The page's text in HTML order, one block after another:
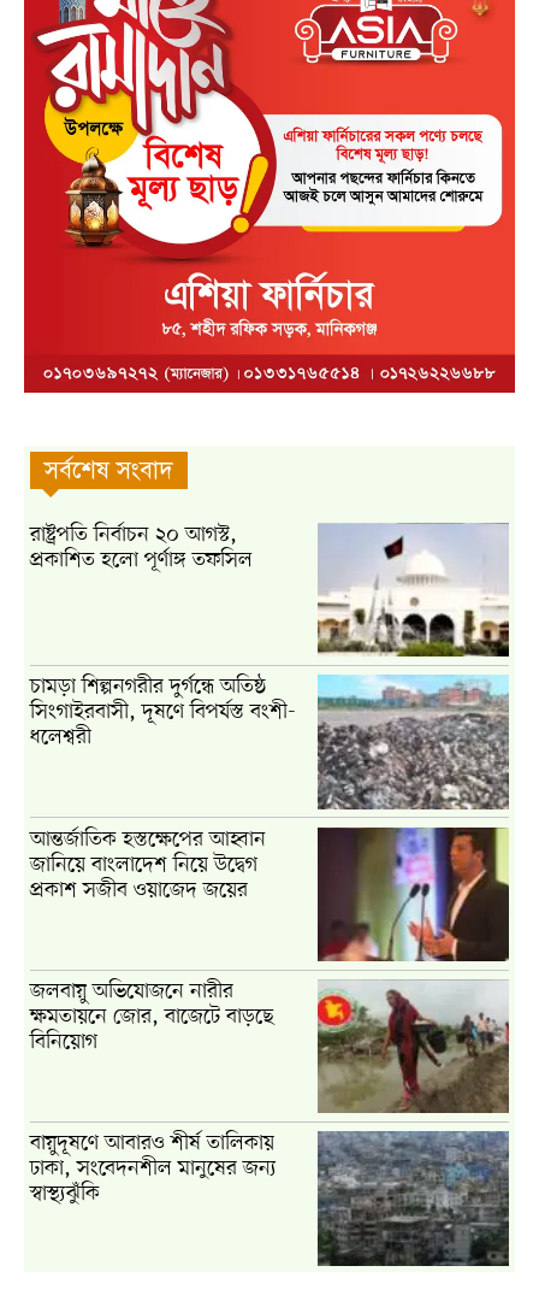
সর্বশেষ সংবাদ
রাষ্ট্রপতি নির্বাচন ২০ আগস্ট,
প্রকাশিত হলো পূর্ণাঙ্গ তফসিল
চামড়া শিল্পনগরীর দুর্গন্ধে অতিষ্ঠ
সিংগাইরবাসী, দূষণে বিপর্যস্ত বংশী-
ধলেশ্বরী
আন্তর্জাতিক হস্তক্ষেপের আহ্বান
জানিয়ে বাংলাদেশ নিয়ে উদ্বেগ
প্রকাশ সজীব ওয়াজেদ জয়ের
জলবায়ু অভিযোজনে নারীর
ক্ষমতায়নে জোর, বাজেটে বাড়ছে
বিনিয়োগ
বায়ুদূষণে আবারও শীর্ষ তালিকায়
ঢাকা, সংবেদনশীল মানুষের জন্য
স্বাস্থ্যঝুঁকি